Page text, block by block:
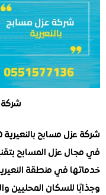
شركة عزل
مسابح بالنعيرية هي
عزل المسابح بتقنيات
في منطقة النعيرية، حيث
للسكان المحليين